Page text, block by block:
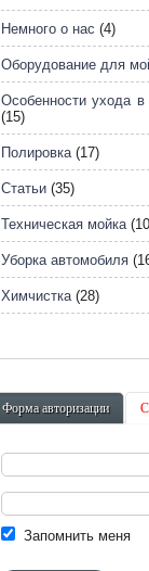
Немного о нас (4)
Оборудование для
Особенности ухода
(15)
Полировка(17)
Статьи (35)
Техническая мойка
Уборка автомобиля
Химчистка(28)
Форма авторизации
Запомнить меня